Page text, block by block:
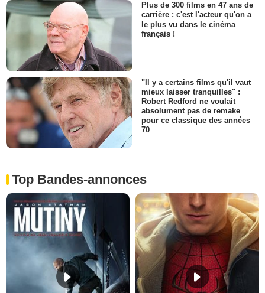
Plus de 300 films en 47 ans de
carrière : c'est l'acteur qu'on a
le plus vu dans le cinéma
français !
"Il y a certains films qu'il vaut
mieux laisser tranquilles" :
Robert Redford ne voulait
absolument pas de remake
pour ce classique des années
70
Top Bandes-annonces